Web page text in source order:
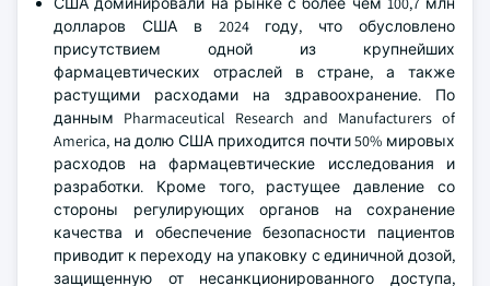
долларов США в 2024 году, что обусловлено
присутствием одной из крупнейших
фармацевтических отраслей в стране, а также
растущими расходами на здравоохранение. По
данным Pharmaceutical Research and Manufacturers of
America, на долю США приходится почти 50% мировых
расходов на фармацевтические исследования и
разработки. Кроме того, растущее давление со
стороны регулирующих органов на сохранение
качества и обеспечение безопасности пациентов
приводит к переходу на упаковку с единичной дозой,
защищенную от несанкционированного доступа,